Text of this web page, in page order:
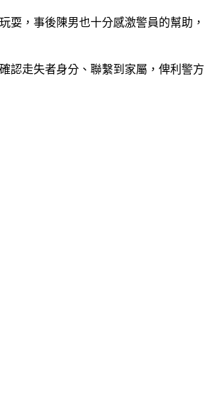
耍，事後陳男也十分感激警員的幫助，
認走失者身分、聯繫到家屬，俾利警方